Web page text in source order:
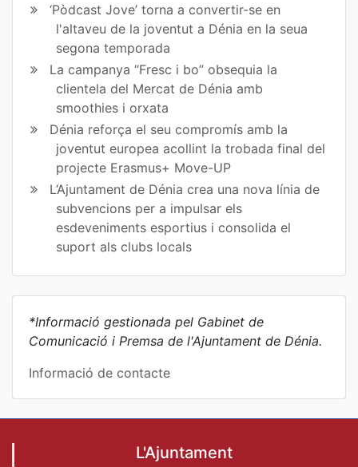
‘Pòdcast Jove’ torna a convertir-se en
l'altaveu de la joventut a Dénia en la seua
segona temporada
La campanya “Fresc i bo” obsequia la
clientela del Mercat de Dénia amb
smoothies i orxata
Dénia reforça el seu compromís amb la
joventut europea acollint la trobada final del
projecte Erasmus+ Move-UP
L’Ajuntament de Dénia crea una nova línia de
subvencions per a impulsar els
esdeveniments esportius i consolida el
suport als clubs locals
*Informació gestionada pel Gabinet de
Comunicació i Premsa de l'Ajuntament de Dénia.
Informació de contacte
L'Ajuntament